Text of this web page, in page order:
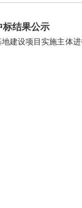
标结果公示
建设项目实施主体